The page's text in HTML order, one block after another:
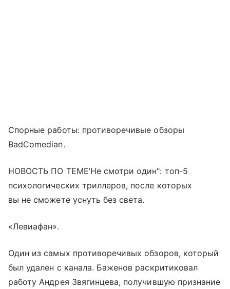
Спорные работы: противоречивые обзоры
BadComedian.
НОВОСТЬ ПО ТЕМЕ’Не смотри один": топ-5
психологических триллеров, после которых
вы не сможете уснуть без света.
«Левиафан».
Один из самых противоречивых обзоров, который
был удален с канала. Баженов раскритиковал
работу Андрея Звягинцева, получившую признание